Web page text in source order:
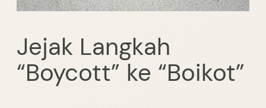
Jejak Langkah
“Boycott” ke “Boikot”